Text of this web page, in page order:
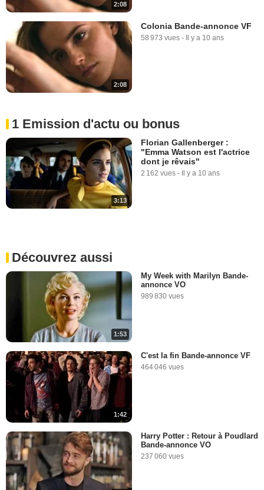
2:08
2:08
Colonia Bande-annonce VF
58 973 vues - Il y a 10 ans
1 Emission d'actu ou bonus
3:13
Florian Gallenberger :
"Emma Watson est l'actrice
dont je rêvais"
2 162 vues - Il y a 10 ans
Découvrez aussi
1:53
My Week with Marilyn Bande-
annonce VO
989 830 vues
1:42
C'est la fin Bande-annonce VF
464 046 vues
Harry Potter : Retour à Poudlard
Bande-annonce VO
237 060 vues